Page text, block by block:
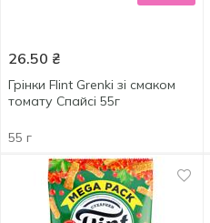
26.50 ₴
Грінки Flint Grenki зі смаком
томату Спайсі 55г
55 г